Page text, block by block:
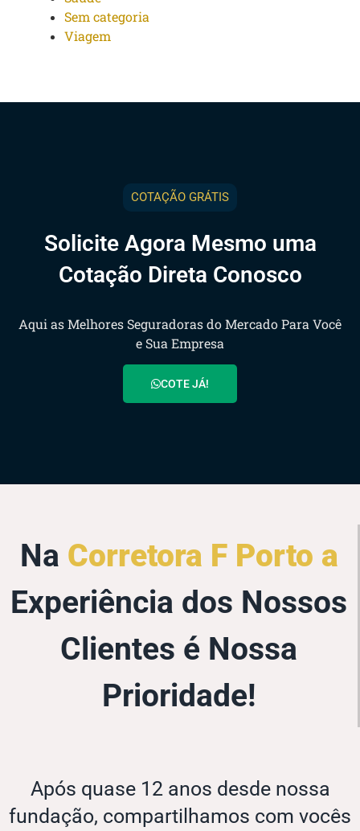
Sem categoria
Viagem
COTAÇÃO GRÁTIS
Solicite Agora Mesmo uma
Cotação Direta Conosco
Aqui as Melhores Seguradoras do Mercado Para Você
e Sua Empresa
COTE JÁ!
Na Corretora F Porto a
Experiência dos Nossos
Clientes é Nossa
Prioridade!
Após quase 12 anos desde nossa
fundação, compartilhamos com vocês